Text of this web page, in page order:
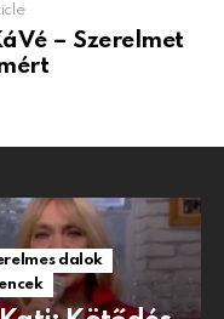
– Szerelmet
dalok